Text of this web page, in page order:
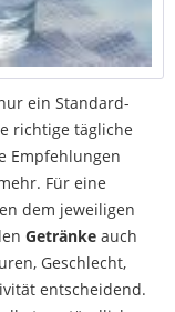
ein Standard-
richtige tägliche
Empfehlungen
Für eine
dem jeweiligen
Getränke auch
Geschlecht,
entscheidend.